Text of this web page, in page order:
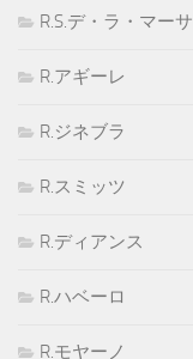
R.S.デ・ラ・マーサ
R.アギーレ
R.ジネブラ
R.スミッツ
R.ディアンス
R.ハベーロ
R.モヤーノ